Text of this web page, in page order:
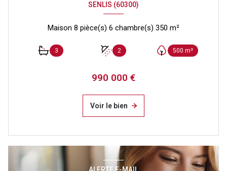
SENLIS (60300)
Maison 8 pièce(s) 6 chambre(s) 350 m²
3 2 500 m²
990 000 €
Voir le bien